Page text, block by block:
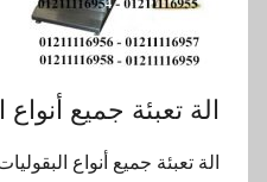
الة تعبئة جميع أنواع
الة تعبئة جميع أنواع